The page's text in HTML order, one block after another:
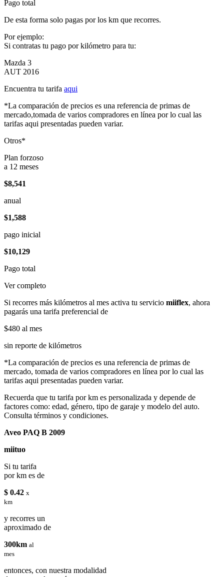
Pago total
De esta forma solo pagas por los km que recorres.
Por ejemplo:
Si contratas tu pago por kilómetro para tu:
Mazda 3
AUT 2016
Encuentra tu tarifa aqui
*La comparación de precios es una referencia de primas de
mercado,tomada de varios compradores en línea por lo cual las
tarifas aqui presentadas pueden variar.
Otros*
Plan forzoso
a 12 meses
$8,541
anual
$1,588
pago inicial
$10,129
Pago total
Ver completo
Si recorres más kilómetros al mes activa tu servicio miiflex, ahora
pagarás una tarifa preferencial de
$480 al mes
sin reporte de kilómetros
*La comparación de precios es una referencia de primas de
mercado, tomada de varios compradores en línea por lo cual las
tarifas aqui presentadas pueden variar.
Recuerda que tu tarifa por km es personalizada y depende de
factores como: edad, género, tipo de garaje y modelo del auto.
Consulta términos y condiciones.
Aveo PAQ B 2009
miituo
Si tu tarifa
por km es de
$ 0.42 x
km
y recorres un
aproximado de
300km al
mes
entonces, con nuestra modalidad